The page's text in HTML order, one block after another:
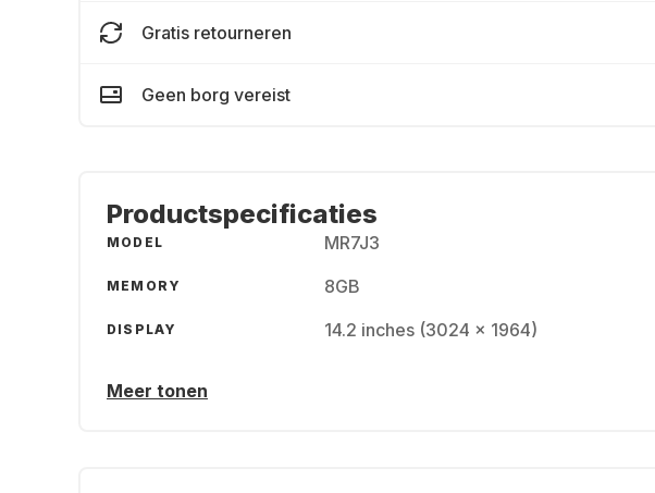
Gratis retourneren
Geen borg vereist
Productspecificaties
MODEL MR7J3
MEMORY 8GB
DISPLAY 14.2 inches (3024 x 1964)
Meer tonen